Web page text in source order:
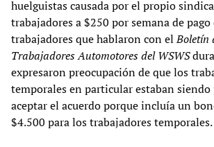
huelguistas causada por el propio
trabajadores a $250 por semana de pago
trabajadores que hablaron con elBoletín
Trabajadores Automotores del WSWS
expresaron preocupación de que los
temporales en particular estaban siendo
aceptar el acuerdo porque incluía un
$4.500 para los trabajadores temporales.